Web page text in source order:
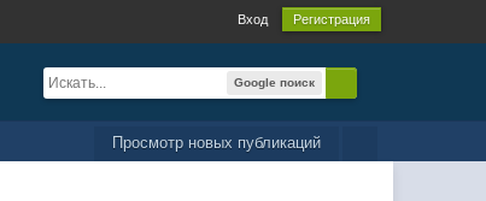
Вход Регистрация
Google поиск
Просмотр новых публикаций